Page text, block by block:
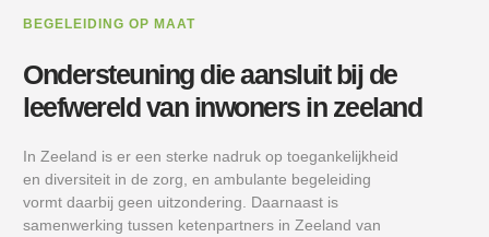
BEGELEIDING OP MAAT
Ondersteuning die aansluit bij de
leefwereld van inwoners in zeeland
In Zeeland is er een sterke nadruk op toegankelijkheid
en diversiteit in de zorg, en ambulante begeleiding
vormt daarbij geen uitzondering. Daarnaast is
samenwerking tussen ketenpartners in Zeeland van